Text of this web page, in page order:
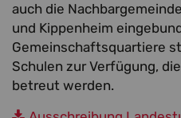
auch die
und Kippenheim
Gemeinschaftsquartiere
Schulen zur Verfügung,
betreut werden.